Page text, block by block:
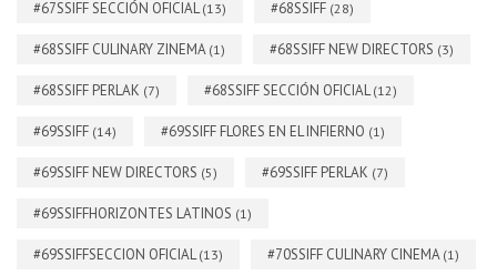
#67SSIFF SECCIÓN OFICIAL(13) #68SSIFF (28)
#68SSIFF CULINARY ZINEMA (1) #68SSIFF NEW DIRECTORS (3)
#68SSIFF PERLAK (7) #68SSIFF SECCIÓN OFICIAL(12)
#69SSIFF (14) #69SSIFF FLORES EN EL INFIERNO (1)
#69SSIFF NEW DIRECTORS (5) #69SSIFF PERLAK (7)
#69SSIFFHORIZONTES LATINOS (1)
#69SSIFFSECCION OFICIAL(13) #70SSIFF CULINARY CINEMA (1)